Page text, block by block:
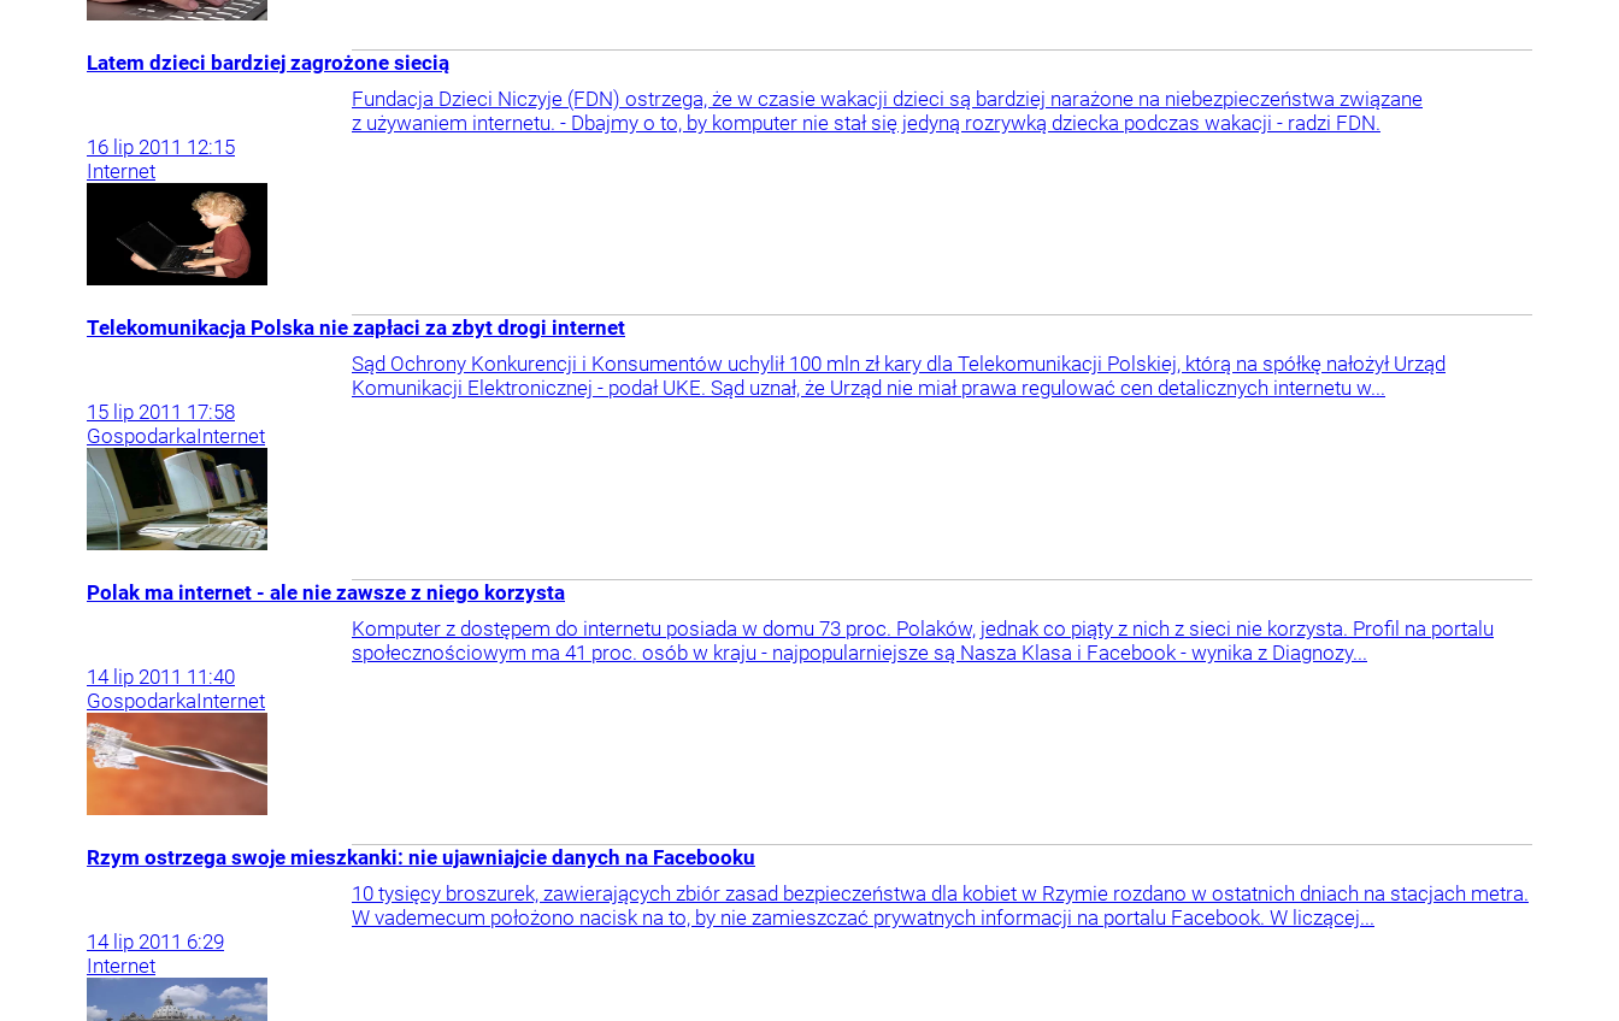
Latem dzieci bardziej zagrożone siecią
Fundacja Dzieci Niczyje (FDN) ostrzega, że w czasie wakacji dzieci są bardziej narażone na niebezpieczeństwa związane
z używaniem internetu. - Dbajmy o to, by komputer nie stał się jedyną rozrywką dziecka podczas wakacji - radzi FDN.
16 lip 2011 12:15
Internet
Telekomunikacja Polska nie zapłaci za zbyt drogi internet
Sąd Ochrony Konkurencji i Konsumentów uchylił 100 mln zł kary dla Telekomunikacji Polskiej, którą na spółkę nałożył Urząd
Komunikacji Elektronicznej - podał UKE. Sąd uznał, że Urząd nie miał prawa regulować cen detalicznych internetu w...
15 lip 2011 17:58
GospodarkaInternet
Polak ma internet - ale nie zawsze z niego korzysta
Komputer z dostępem do internetu posiada w domu 73 proc. Polaków, jednak co piąty z nich z sieci nie korzysta. Profil na portalu
społecznościowym ma 41 proc. osób w kraju - najpopularniejsze są Nasza Klasa i Facebook - wynika z Diagnozy...
14 lip 2011 11:40
GospodarkaInternet
Rzym ostrzega swoje mieszkanki: nie ujawniajcie danych na Facebooku
10 tysięcy broszurek, zawierających zbiór zasad bezpieczeństwa dla kobiet w Rzymie rozdano w ostatnich dniach na stacjach metra.
W vademecum położono nacisk na to, by nie zamieszczać prywatnych informacji na portalu Facebook. W liczącej...
14 lip 2011 6:29
Internet